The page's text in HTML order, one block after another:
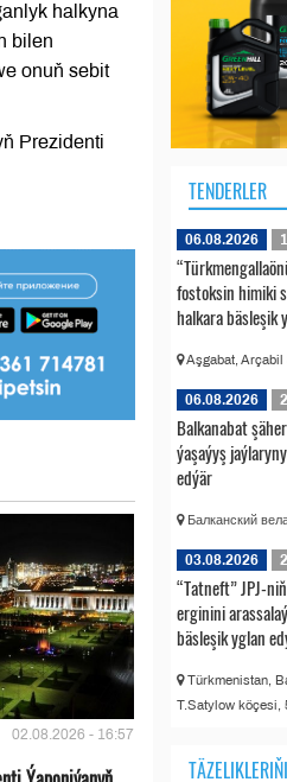
halkyna
bilen
onuň sebit
Prezidenti
02.08.2026 - 16:57
TENDERLER
06.08.2026
fostoksin himiki
halkara bäsleşik
Aşgabat, Arçabil
06.08.2026
Balkanabat
ýaşaýyş
edýär
Балканский
03.08.2026
“Tatneft” JPJ-
erginini
bäsleşik yglan
Türkmenistan,
T.Satylow köçesi,